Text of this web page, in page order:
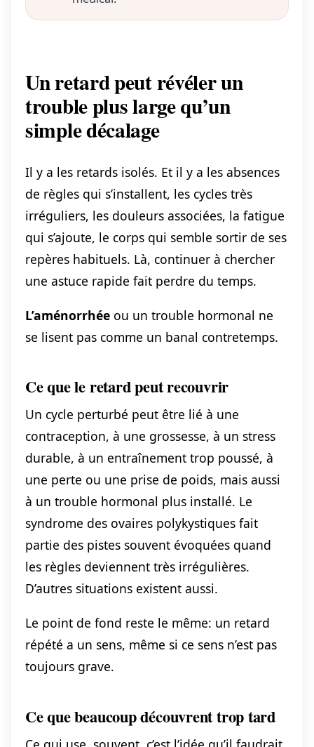
Un retard peut révéler un
trouble plus large qu’un
simple décalage
Il y a les retards isolés. Et il y a les absences
de règles qui s’installent, les cycles très
irréguliers, les douleurs associées, la fatigue
qui s’ajoute, le corps qui semble sortir de ses
repères habituels. Là, continuer à chercher
une astuce rapide fait perdre du temps.
L’aménorrhée ou un trouble hormonal ne
se lisent pas comme un banal contretemps.
Ce que le retard peut recouvrir
Un cycle perturbé peut être lié à une
contraception, à une grossesse, à un stress
durable, à un entraînement trop poussé, à
une perte ou une prise de poids, mais aussi
à un trouble hormonal plus installé. Le
syndrome des ovaires polykystiques fait
partie des pistes souvent évoquées quand
les règles deviennent très irrégulières.
D’autres situations existent aussi.
Le point de fond reste le même: un retard
répété a un sens, même si ce sens n’est pas
toujours grave.
Ce que beaucoup découvrent trop tard